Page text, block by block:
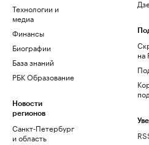
Технологии и
медиа
Финансы
Биографии
База знаний
РБК Образование
Новости
регионов
Санкт-Петербург
и область
на